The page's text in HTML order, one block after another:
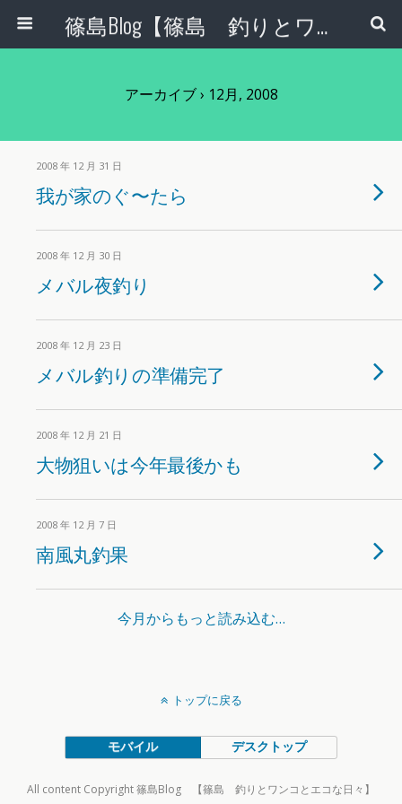
篠島Blog【篠島 釣りとワンコとエコな日々】
アーカイブ › 12月, 2008
2008 年 12 月 31 日
我が家のぐ〜たら
2008 年 12 月 30 日
メバル夜釣り
2008 年 12 月 23 日
メバル釣りの準備完了
2008 年 12 月 21 日
大物狙いは今年最後かも
2008 年 12 月 7 日
南風丸釣果
今月からもっと読み込む…
トップに戻る
モバイル デスクトップ
All content Copyright 篠島Blog 【篠島 釣りとワンコとエコな日々】